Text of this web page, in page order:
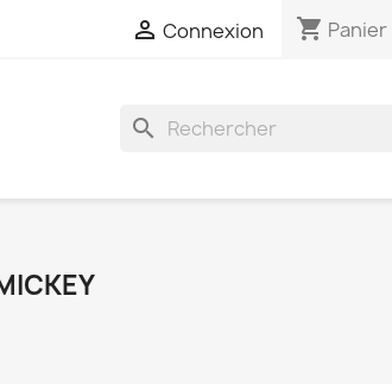
 Connexion shopping_cart Panier
search